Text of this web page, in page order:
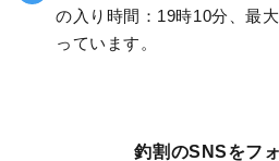
の入り時間：19時10分、最
っています。
釣割のSNSをフ